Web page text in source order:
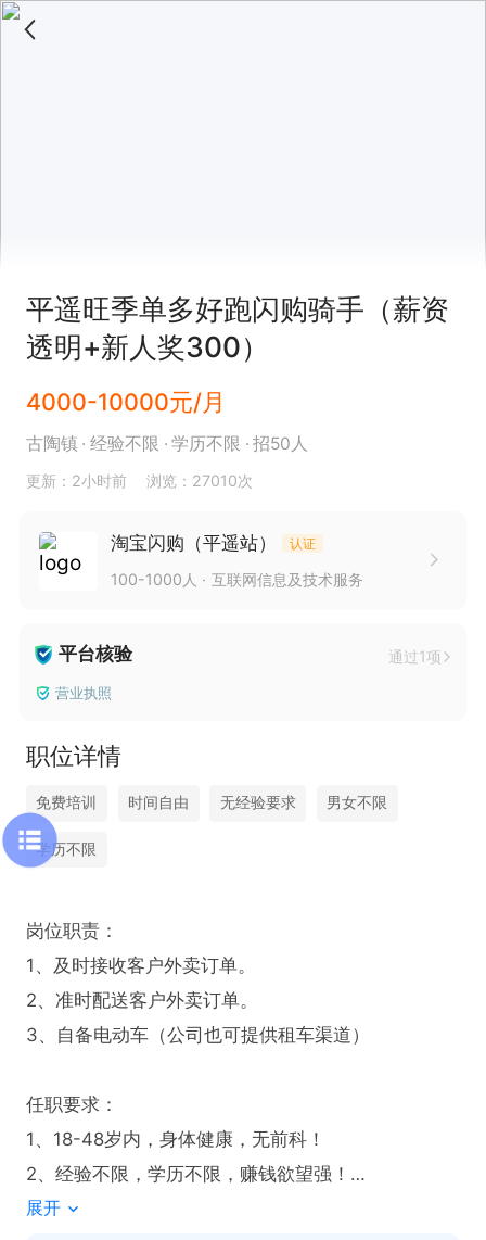
平遥旺季单多好跑闪购骑手（薪资
透明+新人奖300）
4000-10000元/月
古陶镇 经验不限 学历不限 招50人
更新：2小时前 浏览：27010次
淘宝闪购（平遥站） 认证
100-1000人 互联网信息及技术服务
平台核验 通过1项
营业执照
职位详情
免费培训 时间自由 无经验要求 男女不限
学历不限
岗位职责：
1、及时接收客户外卖订单。
2、准时配送客户外卖订单。
3、自备电动车（公司也可提供租车渠道）
任职要求：
1、18-48岁内，身体健康，无前科！
2、经验不限，学历不限，赚钱欲望强！
3、会骑电动车，熟悉平遥城区街道
展开